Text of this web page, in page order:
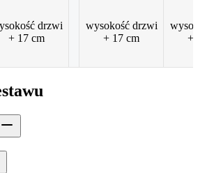
drzwi
+ 17 cm
wysokość drzwi
+ 17 cm
+ 22